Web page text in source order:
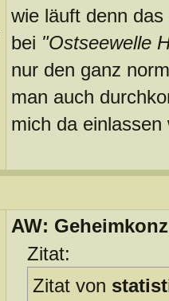
wie läuft denn
bei "Ostseewelle
nur den ganz
man auch
mich da einlassen
AW:
Zitat:
Zitat von